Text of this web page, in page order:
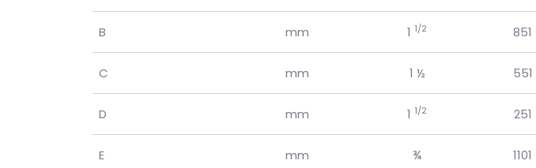
B mm 1 1/2 851
C mm 1 ½ 551
D mm 1 1/2 251
E mm ¾ 1101